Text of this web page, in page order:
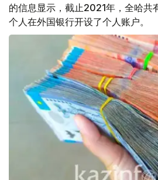
的信息显示，截止2021年，全哈共
个人在外国银行开设了个人账户。